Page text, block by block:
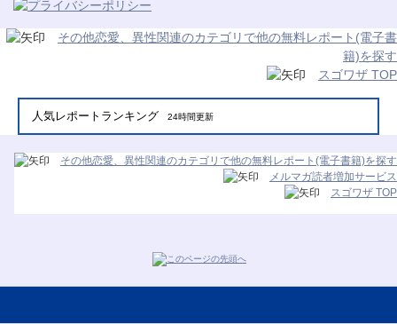
その他恋愛、異性関連のカテゴリで他の無料レポート(電子書
籍)を探す
スゴワザ TOP
人気レポートランキング 24時間更新
その他恋愛、異性関連のカテゴリで他の無料レポート(電子書籍)を探す
メルマガ読者増加サービス
スゴワザ TOP